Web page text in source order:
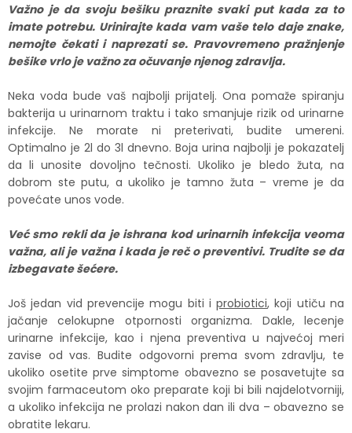
Važno je da svoju bešiku praznite svaki put kada za to
imate potrebu. Urinirajte kada vam vaše telo daje znake,
nemojte čekati i naprezati se. Pravovremeno pražnjenje
bešike vrlo je važno za očuvanje njenog zdravlja.
Neka voda bude vaš najbolji prijatelj. Ona pomaže spiranju
bakterija u urinarnom traktu i tako smanjuje rizik od urinarne
infekcije. Ne morate ni preterivati, budite umereni.
Optimalno je 2l do 3l dnevno. Boja urina najbolji je pokazatelj
da li unosite dovoljno tečnosti. Ukoliko je bledo žuta, na
dobrom ste putu, a ukoliko je tamno žuta – vreme je da
povećate unos vode.
Već smo rekli da je ishrana kod urinarnih infekcija veoma
važna, ali je važna i kada je reč o preventivi. Trudite se da
izbegavate šećere.
Još jedan vid prevencije mogu biti iprobiotici, koji utiču na
jačanje celokupne otpornosti organizma. Dakle, lecenje
urinarne infekcije, kao i njena preventiva u najvećoj meri
zavise od vas. Budite odgovorni prema svom zdravlju, te
ukoliko osetite prve simptome obavezno se posavetujte sa
svojim farmaceutom oko preparate koji bi bili najdelotvorniji,
a ukoliko infekcija ne prolazi nakon dan ili dva – obavezno se
obratite lekaru.